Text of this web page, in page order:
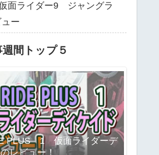
面ライダー9 ジャングラ
ー
週間トップ５
PLUS 1 仮面ライダーデ
レビュー！